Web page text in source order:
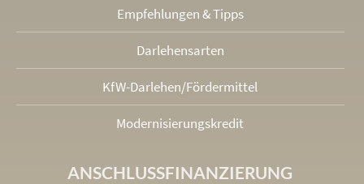
Empfehlungen & Tipps
Darlehensarten
KfW-Darlehen/Fördermittel
Modernisierungskredit
ANSCHLUSS­FINANZIERUNG